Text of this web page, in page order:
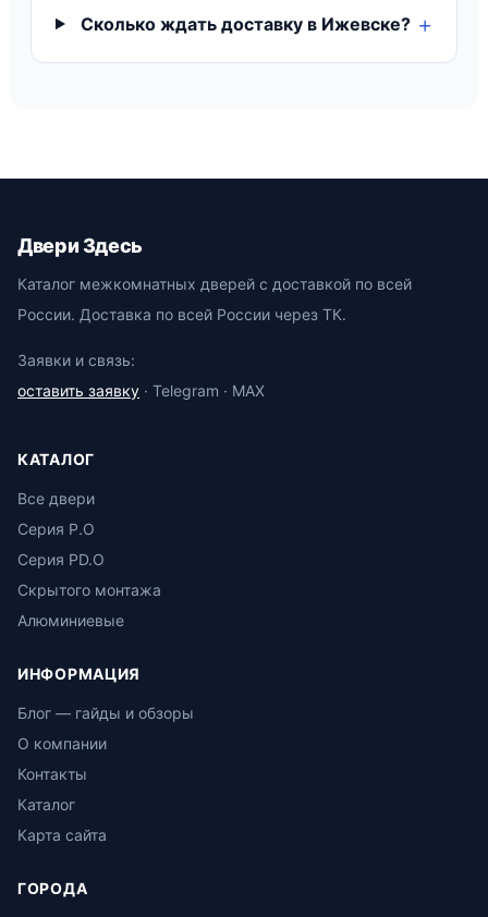
Сколько ждать доставку в Ижевске?
Двери Здесь
Каталог межкомнатных дверей с доставкой по всей
России. Доставка по всей России через ТК.
Заявки и связь:
оставить заявку · Telegram · MAX
КАТАЛОГ
Все двери
Серия P.O
Серия PD.O
Скрытого монтажа
Алюминиевые
ИНФОРМАЦИЯ
Блог — гайды и обзоры
О компании
Контакты
Каталог
Карта сайта
ГОРОДА